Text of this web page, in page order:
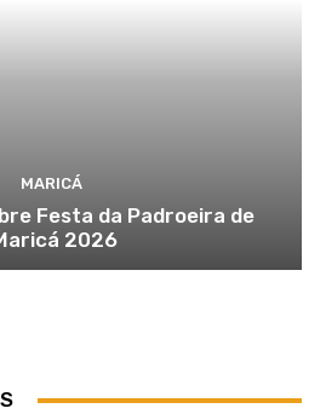
MARICÁ
Festa da Padroeira de
2026